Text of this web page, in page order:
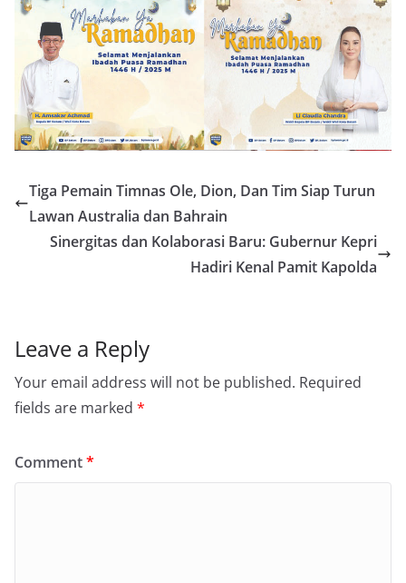
Tiga Pemain Timnas Ole, Dion, Dan Tim Siap Turun
Lawan Australia dan Bahrain
Sinergitas dan Kolaborasi Baru: Gubernur Kepri
Hadiri Kenal Pamit Kapolda
Leave a Reply
Your email address will not be published. Required
fields are marked *
Comment*